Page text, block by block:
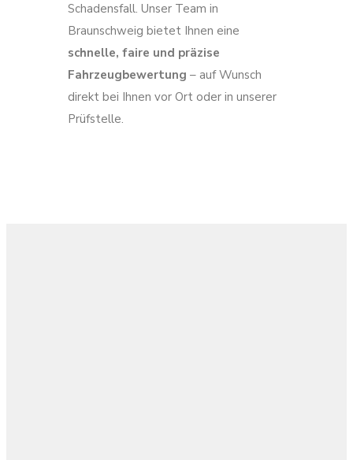
Schadensfall. Unser Team in
Braunschweig bietet Ihnen eine
schnelle, faire und präzise
Fahrzeugbewertung – auf Wunsch
direkt bei Ihnen vor Ort oder in unserer
Prüfstelle.